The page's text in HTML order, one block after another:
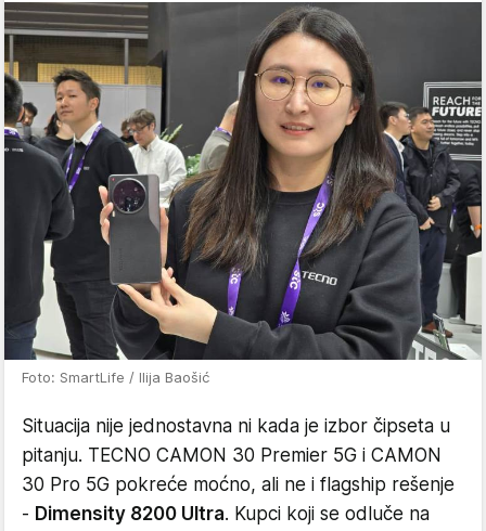
Foto: SmartLife / Ilija Baošić
Situacija nije jednostavna ni kada je izbor čipseta u
pitanju. TECNO CAMON 30 Premier 5G i CAMON
30 Pro 5G pokreće moćno, ali ne i flagship rešenje
- Dimensity 8200 Ultra. Kupci koji se odluče na